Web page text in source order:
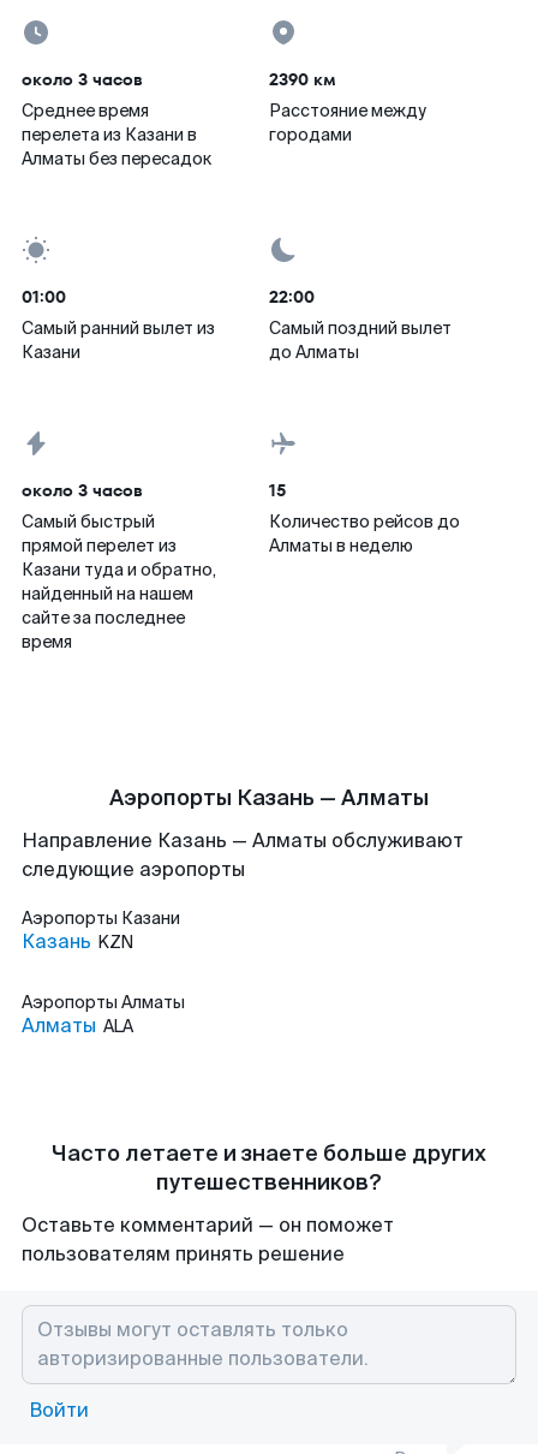
около 3 часов
Среднее время
перелета из Казани в
Алматы без пересадок
2390 км
Расстояние между
городами
01:00
Самый ранний вылет из
Казани
22:00
Самый поздний вылет
до Алматы
около 3 часов
Самый быстрый
прямой перелет из
Казани туда и обратно,
найденный на нашем
сайте за последнее
время
15
Количество рейсов до
Алматы в неделю
Аэропорты Казань — Алматы
Направление Казань — Алматы обслуживают
следующие аэропорты
Аэропорты Казани
Казань KZN
Аэропорты Алматы
Алматы ALA
Часто летаете и знаете больше других
путешественников?
Оставьте комментарий — он поможет
пользователям принять решение
Войти